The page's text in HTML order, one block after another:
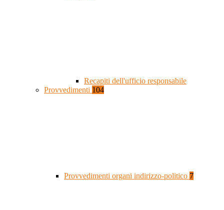
Recapiti dell'ufficio responsabile
Provvedimenti 104
Provvedimenti organi indirizzo-politico 7